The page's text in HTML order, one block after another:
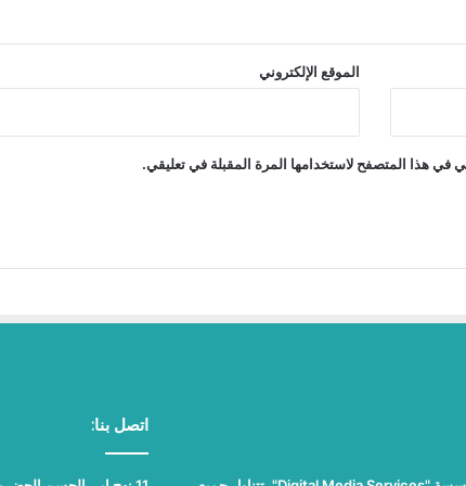
الموقع الإلكتروني
في هذا المتصفح لاستخدامها المرة المقبلة في تعليقي.
اتصل بنا: